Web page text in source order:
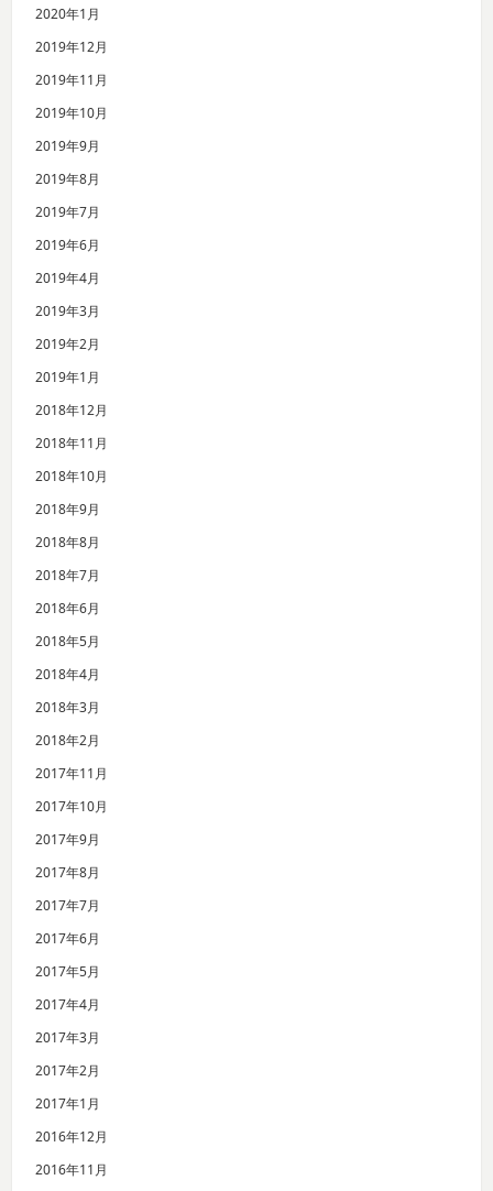
2020年1月
2019年12月
2019年11月
2019年10月
2019年9月
2019年8月
2019年7月
2019年6月
2019年4月
2019年3月
2019年2月
2019年1月
2018年12月
2018年11月
2018年10月
2018年9月
2018年8月
2018年7月
2018年6月
2018年5月
2018年4月
2018年3月
2018年2月
2017年11月
2017年10月
2017年9月
2017年8月
2017年7月
2017年6月
2017年5月
2017年4月
2017年3月
2017年2月
2017年1月
2016年12月
2016年11月